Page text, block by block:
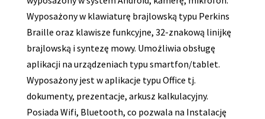
Wyposażony w klawiaturę brajlowską typu Perkins
Braille oraz klawisze funkcyjne, 32-znakową linijkę
brajlowską i syntezę mowy. Umożliwia obsługę
aplikacji na urządzeniach typu smartfon/tablet.
Wyposażony jest w aplikacje typu Office tj.
dokumenty, prezentacje, arkusz kalkulacyjny.
Posiada Wifi, Bluetooth, co pozwala na Instalację